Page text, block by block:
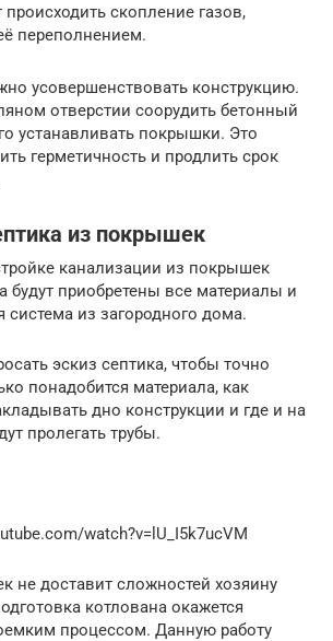
происходить скопление газов,
переполнением.
усовершенствовать конструкцию.
отверстии соорудить бетонный
устанавливать покрышки. Это
герметичность и продлить срок
из покрышек
канализации из покрышек
будут приобретены все материалы и
система из загородного дома.
эскиз септика, чтобы точно
понадобится материала, как
дно конструкции и где и на
пролегать трубы.
watch?v=lU_I5k7ucVM
не доставит сложностей хозяину
котлована окажется
процессом. Данную работу